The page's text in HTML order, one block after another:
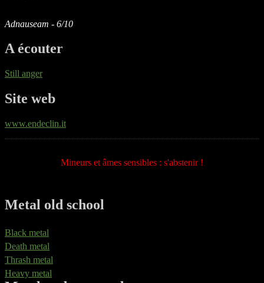
Adnauseam - 6/10
A écouter
Still anger
Site web
www.endeclin.it
Mineurs et âmes sensibles : s'abstenir !
Metal old school
Black metal
Death metal
Thrash metal
Heavy metal